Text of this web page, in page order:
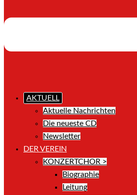
AKTUELL
Aktuelle Nachrichten
Die neueste CD
Newsletter
DER VEREIN
KONZERTCHOR >
Biographie
Leitung